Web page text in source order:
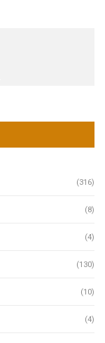
(316)
(8)
(4)
(130)
(10)
(4)